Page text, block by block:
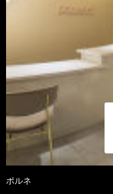
ポルネ